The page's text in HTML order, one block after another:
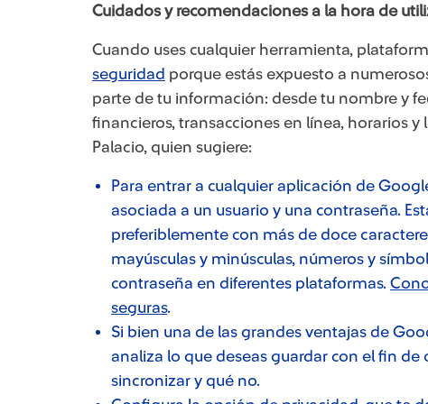
Cuidados y recomendaciones a la hora de
Cuando uses cualquier herramienta,
seguridad porque estás expuesto a
parte de tu información: desde tu nombre y
financieros, transacciones en línea, horarios y
Palacio, quien sugiere:
Para entrar a cualquier aplicación de
asociada a un usuario y una contraseña.
preferiblemente con más de doce
mayúsculas y minúsculas, números y
contraseña en diferentes plataformas.
seguras.
Si bien una de las grandes ventajas de
analiza lo que deseas guardar con el fin de
sincronizar y qué no.